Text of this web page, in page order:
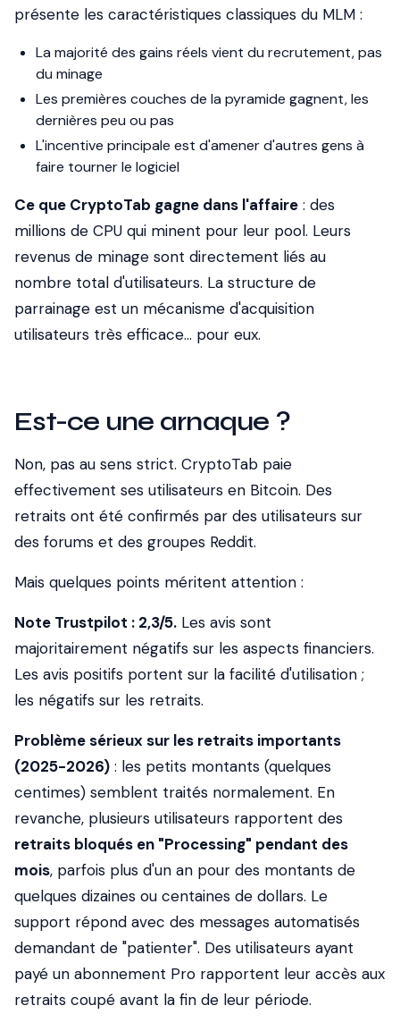
présente les caractéristiques classiques du MLM :
La majorité des gains réels vient du recrutement, pas
du minage
Les premières couches de la pyramide gagnent, les
dernières peu ou pas
L'incentive principale est d'amener d'autres gens à
faire tourner le logiciel
Ce que CryptoTab gagne dans l'affaire : des
millions de CPU qui minent pour leur pool. Leurs
revenus de minage sont directement liés au
nombre total d'utilisateurs. La structure de
parrainage est un mécanisme d'acquisition
utilisateurs très efficace... pour eux.
Est-ce une arnaque ?
Non, pas au sens strict. CryptoTab paie
effectivement ses utilisateurs en Bitcoin. Des
retraits ont été confirmés par des utilisateurs sur
des forums et des groupes Reddit.
Mais quelques points méritent attention :
Note Trustpilot : 2,3/5. Les avis sont
majoritairement négatifs sur les aspects financiers.
Les avis positifs portent sur la facilité d'utilisation ;
les négatifs sur les retraits.
Problème sérieux sur les retraits importants
(2025-2026) : les petits montants (quelques
centimes) semblent traités normalement. En
revanche, plusieurs utilisateurs rapportent des
retraits bloqués en "Processing" pendant des
mois, parfois plus d'un an pour des montants de
quelques dizaines ou centaines de dollars. Le
support répond avec des messages automatisés
demandant de "patienter". Des utilisateurs ayant
payé un abonnement Pro rapportent leur accès aux
retraits coupé avant la fin de leur période.